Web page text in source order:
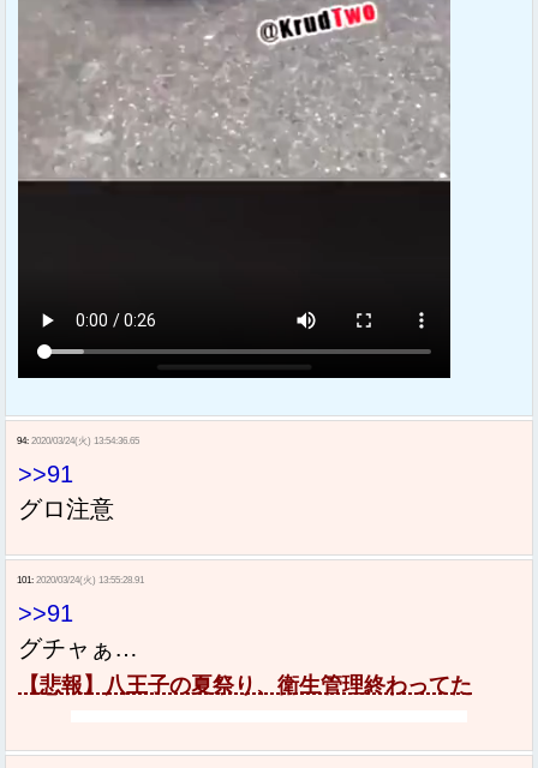
94: 2020/03/24(火) 13:54:36.65
>>91
グロ注意
101: 2020/03/24(火) 13:55:28.91
>>91
グチャぁ…
【悲報】八王子の夏祭り、衛生管理終わってた